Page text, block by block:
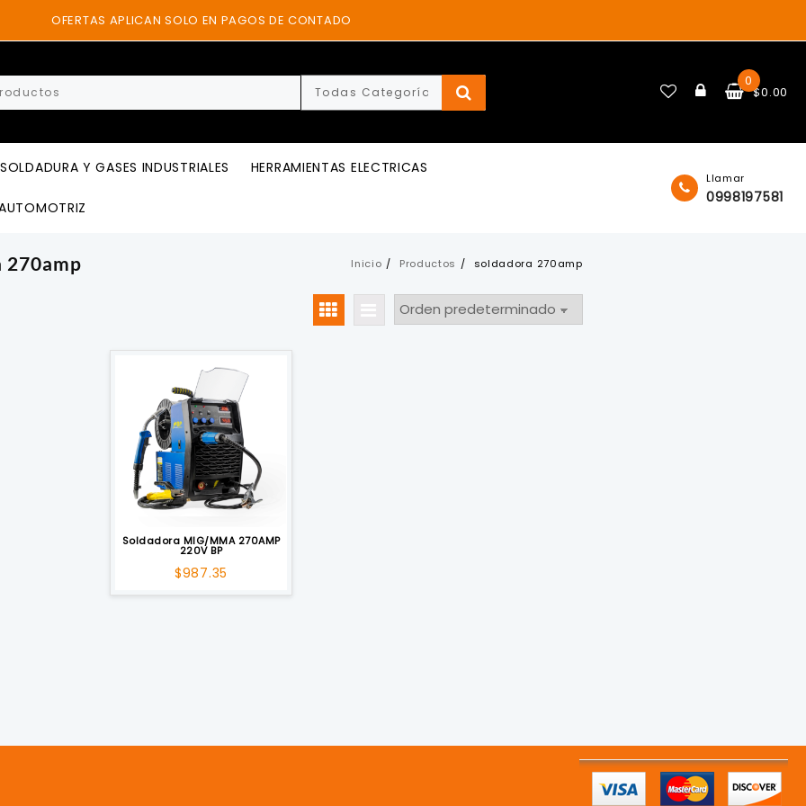
OFERTAS APLICAN SOLO EN PAGOS DE CONTADO
0
$0.00
SOLDADURA Y GASES INDUSTRIALES HERRAMIENTAS ELECTRICAS
Llamar
0998197581
270amp Inicio Productos soldadora 270amp
Soldadora MIG/MMA 270AMP
220V BP
$987.35